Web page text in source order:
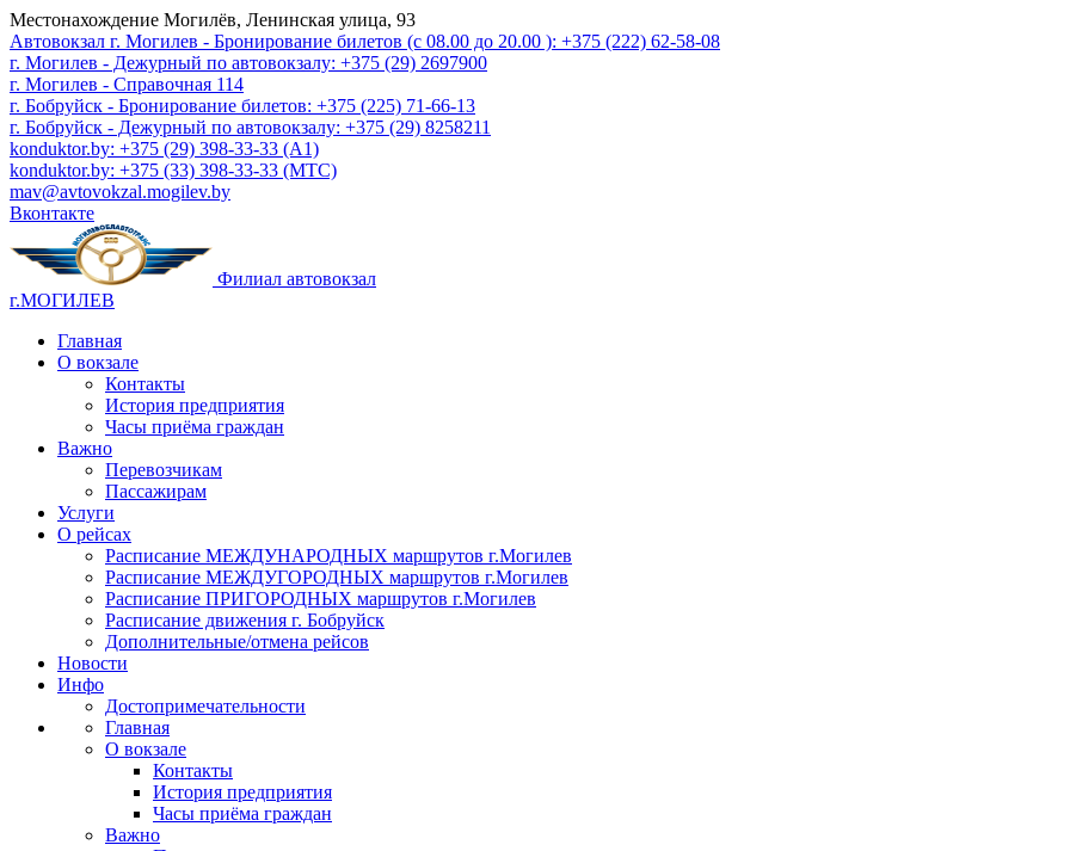
Местонахождение Могилёв, Ленинская улица, 93
Автовокзал г. Могилев - Бронирование билетов (с 08.00 до 20.00 ): +375 (222) 62-58-08
г. Могилев - Дежурный по автовокзалу: +375 (29) 2697900
г. Могилев - Справочная 114
г. Бобруйск - Бронирование билетов: +375 (225) 71-66-13
г. Бобруйск - Дежурный по автовокзалу: +375 (29) 8258211
konduktor.by: +375 (29) 398-33-33 (A1)
konduktor.by: +375 (33) 398-33-33 (МТС)
mav@avtovokzal.mogilev.by
Вконтакте
Филиал автовокзал
г.МОГИЛЕВ
Главная
О вокзале
Контакты
История предприятия
Часы приёма граждан
Важно
Перевозчикам
Пассажирам
Услуги
О рейсах
Расписание МЕЖДУНАРОДНЫХ маршрутов г.Могилев
Расписание МЕЖДУГОРОДНЫХ маршрутов г.Могилев
Расписание ПРИГОРОДНЫХ маршрутов г.Могилев
Расписание движения г. Бобруйск
Дополнительные/отмена рейсов
Новости
Инфо
Достопримечательности
Главная
О вокзале
Контакты
История предприятия
Часы приёма граждан
Важно